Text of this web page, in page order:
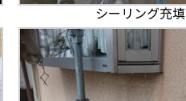
シーリング充填